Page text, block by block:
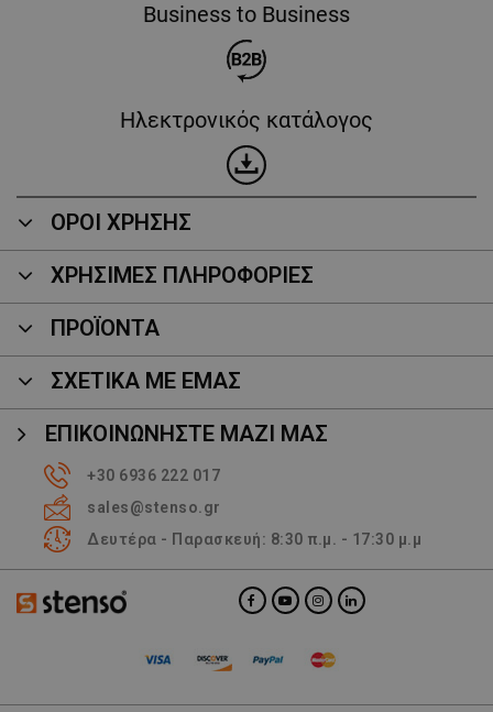
Business to Business
Ηλεκτρονικός κατάλογος
ΟΡΟΙ ΧΡΗΣΗΣ
ΧΡΗΣΙΜΕΣ ΠΛΗΡΟΦΟΡΙΕΣ
ΠΡΟΪΌΝΤΑ
ΣΧΕΤΙΚΑ ΜΕ ΕΜΑΣ
ΕΠΙΚΟΙΝΩΝΉΣΤΕ ΜΑΖΊ ΜΑΣ
+30 6936 222 017
sales@stenso.gr
Δευτέρα - Παρασκευή: 8:30 π.μ. - 17:30 μ.μ